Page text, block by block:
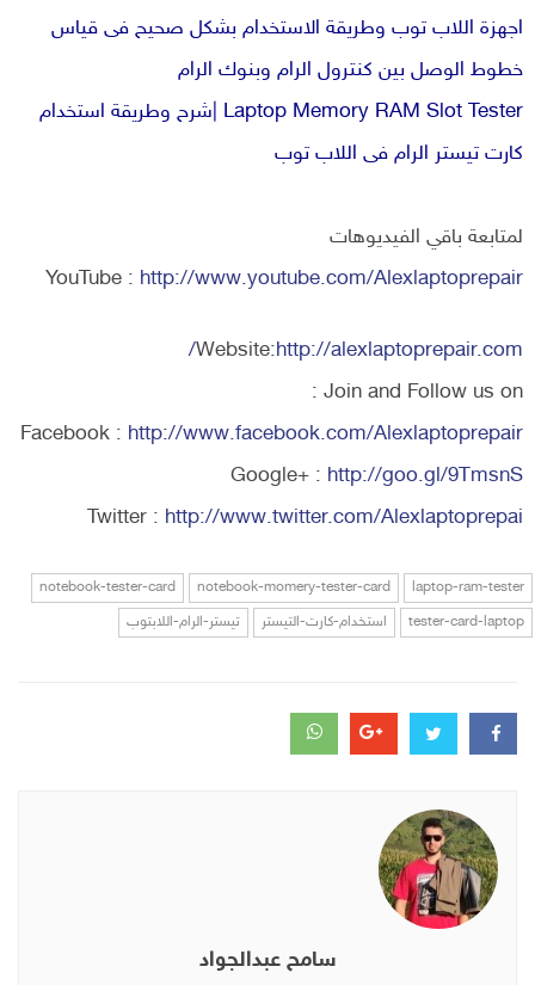
اجهزة اللاب توب وطريقة الاستخدام بشكل صحيح فى قياس
خطوط الوصل بين كنترول الرام وبنوك الرام
Laptop Memory RAM Slot Tester |شرح وطريقة استخدام
كارت تيستر الرام فى اللاب توب
لمتابعة باقي الفيديوهات
YouTube : http://www.youtube.com/Alexlaptoprepair
Website:http://alexlaptoprepair.com/
Join and Follow us on :
Facebook : http://www.facebook.com/Alexlaptoprepair
Google+ : http://goo.gl/9TmsnS
Twitter : http://www.twitter.com/Alexlaptoprepai
laptop-ram-tester
notebook-momery-tester-card
notebook-tester-card
tester-card-laptop استخدام-كارت-التيستر تيستر-الرام-اللابتوب
سامح عبدالجواد